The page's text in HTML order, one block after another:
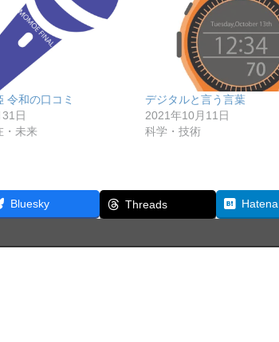
令和の口コミ
日
・未来
デジタルと言う言葉
2021年10月11日
科学・技術
Bluesky Threads Hatena